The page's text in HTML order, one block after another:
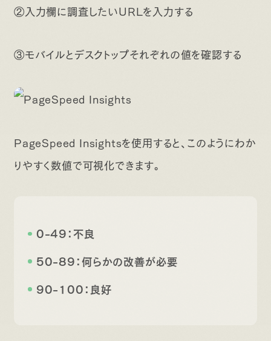
②入力欄に調査したいURLを入力する
③モバイルとデスクトップそれぞれの値を確認する
PageSpeed Insightsを使用すると、このようにわか
りやすく数値で可視化できます。
0-49：不良
50-89：何らかの改善が必要
90-100：良好